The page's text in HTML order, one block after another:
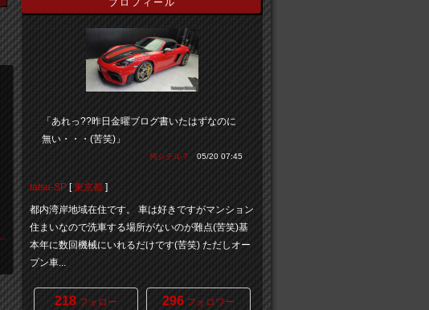
プロフィール
「あれっ??昨日金曜ブログ書いたはずなのに
無い・・・(苦笑)」
何シテル？ 05/20 07:45
tatsu-SP [東京都 ]
都内湾岸地域在住です。 車は好きですがマンション
住まいなので洗車する場所がないのが難点(苦笑)基
本年に数回機械にいれるだけです(苦笑) ただしオー
プン車...
218 フォロー 296 フォロワー